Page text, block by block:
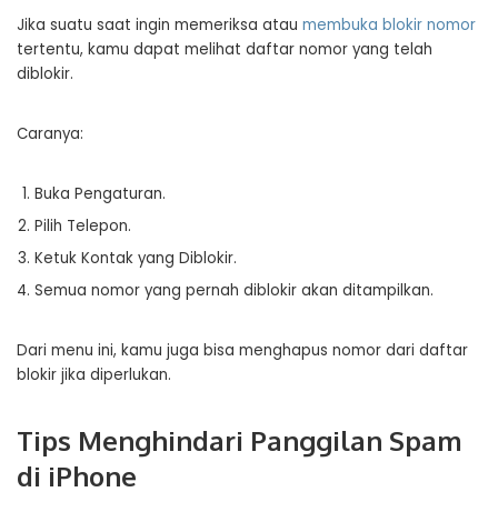
Jika suatu saat ingin memeriksa atau membuka blokir nomor
tertentu, kamu dapat melihat daftar nomor yang telah
diblokir.
Caranya:
Buka Pengaturan.
Pilih Telepon.
Ketuk Kontak yang Diblokir.
Semua nomor yang pernah diblokir akan ditampilkan.
Dari menu ini, kamu juga bisa menghapus nomor dari daftar
blokir jika diperlukan.
Tips Menghindari Panggilan Spam
di iPhone